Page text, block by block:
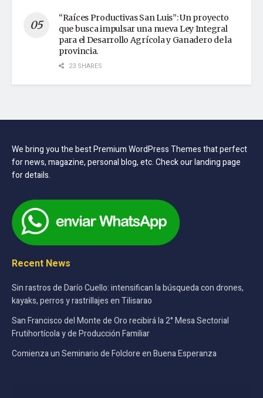
“Raíces Productivas San Luis”: Un proyecto
que busca impulsar una nueva Ley Integral
para el Desarrollo Agrícola y Ganadero de la
provincia.
23 SHARES
We bring you the best Premium WordPress Themes that perfect
for news, magazine, personal blog, etc. Check our landing page
for details.
Recent News
Sin rastros de Darío Cuello: intensifican la búsqueda con drones,
kayaks, perros y rastrillajes en Tilisarao
San Francisco del Monte de Oro recibirá la 2° Mesa Sectorial
Frutihortícola y de Producción Familiar
Comienza un Seminario de Folclore en Buena Esperanza